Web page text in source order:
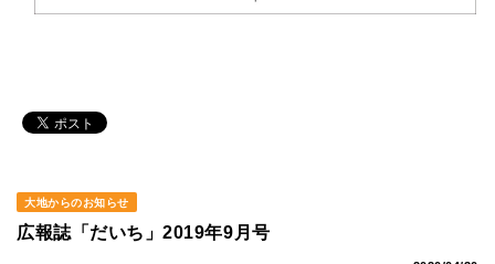
大地からのお知らせ
広報誌「だいち」2019年9月号